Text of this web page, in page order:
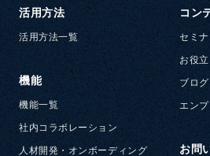
活用方法
活用方法一覧
機能
機能一覧
社内コラボレーション
人材開発・オンボーディング
コン
セミナ
お役
ブログ
エン
お問